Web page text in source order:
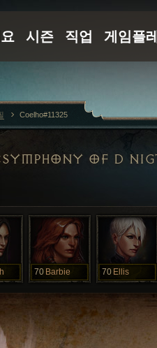
SYMPHONY OF D
70 Barbie 70 Ellis
Coelho#11325